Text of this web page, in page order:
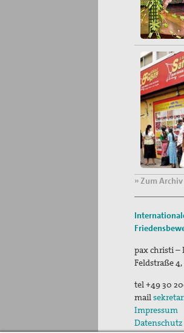
» Zum Archiv
pax christi –
Feldstraße 4,
tel +49 30
mail
Impressum
Datenschutz